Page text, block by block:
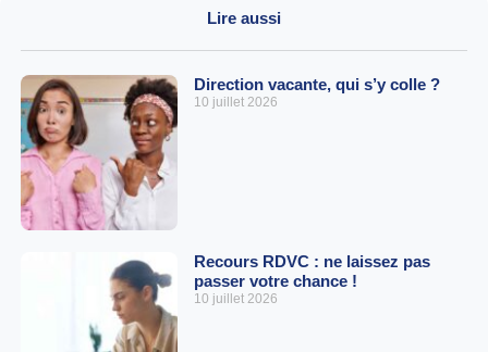
Lire aussi
Direction vacante, qui s’y colle ?
10 juillet 2026
Recours RDVC : ne laissez pas
passer votre chance !
10 juillet 2026